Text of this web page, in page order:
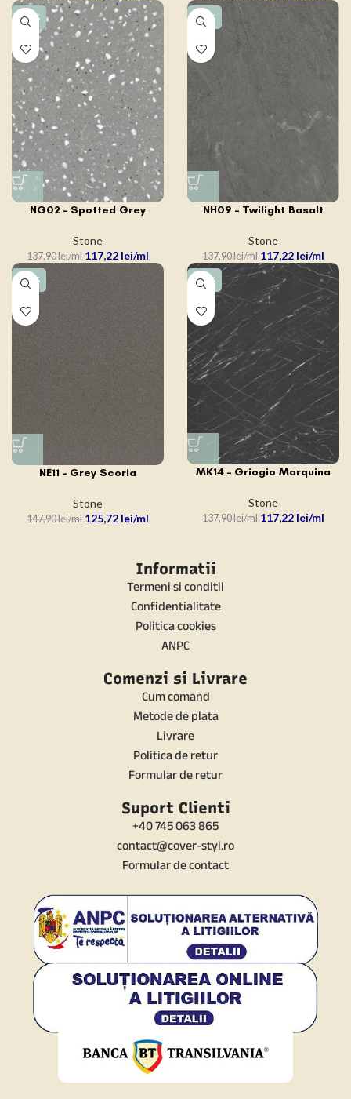
-15%
NG02 – Spotted Grey
Stone
137,90lei 117,22 lei
-15%
NH09 – Twilight Basalt
Stone
137,90lei 117,22 lei
-15%
NE11 – Grey Scoria
Stone
147,90lei 125,72 lei
-15%
MK14 – Griogio Marquina
Stone
137,90lei 117,22 lei
Informatii
Termeni si conditii
Confidentialitate
Politica cookies
ANPC
Comenzi si Livrare
Cum comand
Metode de plata
Livrare
Politica de retur
Formular de retur
Suport Clienti
+40 745 063 865
contact@cover-styl.ro
Formular de contact